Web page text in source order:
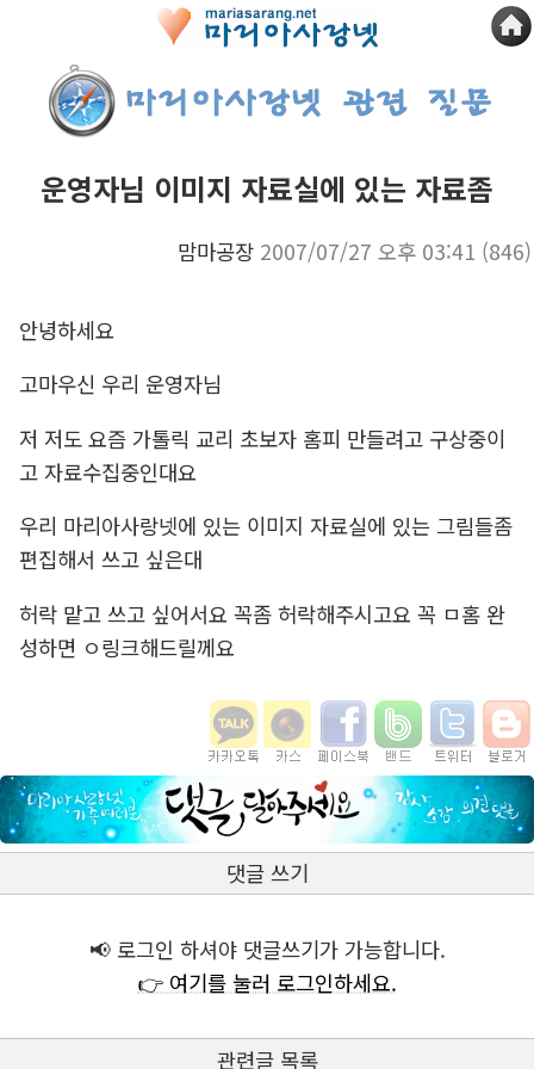
운영자님 이미지 자료실에 있는 자료좀
맘마공장 2007/07/27 오후 03:41 (846)
안녕하세요
고마우신 우리 운영자님
저 저도 요즘 가톨릭 교리 초보자 홈피 만들려고 구상중이
고 자료수집중인대요
우리 마리아사랑넷에 있는 이미지 자료실에 있는 그림들좀
편집해서 쓰고 싶은대
허락 맡고 쓰고 싶어서요 꼭좀 허락해주시고요 꼭 ㅁ홈 완
성하면 ㅇ링크해드릴께요
댓글 쓰기
📢 로그인 하셔야 댓글쓰기가 가능합니다.
👉 여기를 눌러 로그인하세요.
관련글 목록